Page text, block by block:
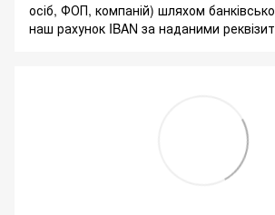
осіб, ФОП, компаній) шляхом
наш рахунок IBAN за наданими